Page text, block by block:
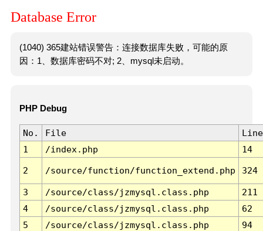
Database Error
(1040) 365建站错误警告：连接数据库失败，可能的原
因：1、数据库密码不对; 2、mysql未启动。
PHP Debug
No. File
Line
1
/index.php 14
2 /source/function/function_extend.php 324
3 /source/class/jzmysql.class.php
211
4
/source/class/jzmysql.class.php
62
5
/source/class/jzmysql.class.php
94